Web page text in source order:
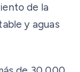
de la
y aguas